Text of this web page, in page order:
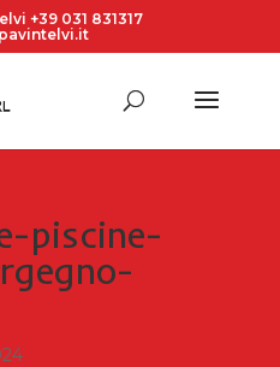
+39 031 831317
piscine-